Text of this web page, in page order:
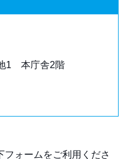
1 本庁舎2階
フォームをご利用くださ